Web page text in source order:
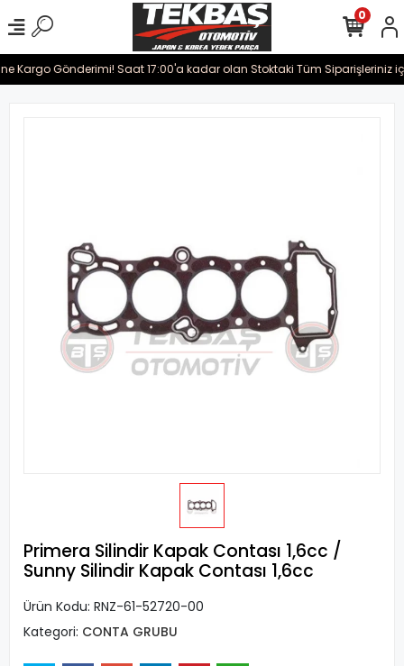
Kargo Gönderimi! Saat 17:00'a kadar olan Stoktaki Tüm Siparişleriniz
0
Primera Silindir Kapak Contası 1,6cc /
Sunny Silindir Kapak Contası 1,6cc
Ürün Kodu: RNZ-61-52720-00
Kategori: CONTA GRUBU